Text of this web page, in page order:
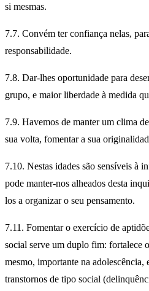
si mesmas.
7.7. Convém ter confiança nelas,
responsabilidade.
7.8. Dar-lhes oportunidade para
grupo, e maior liberdade à medida
7.9. Havemos de manter um clima
sua volta, fomentar a sua
7.10. Nestas idades são sensíveis à
pode manter-nos alheados desta
los a organizar o seu pensamento.
7.11. Fomentar o exercício de
social serve um duplo fim: fortalece
mesmo, importante na adolescência,
transtornos de tipo social